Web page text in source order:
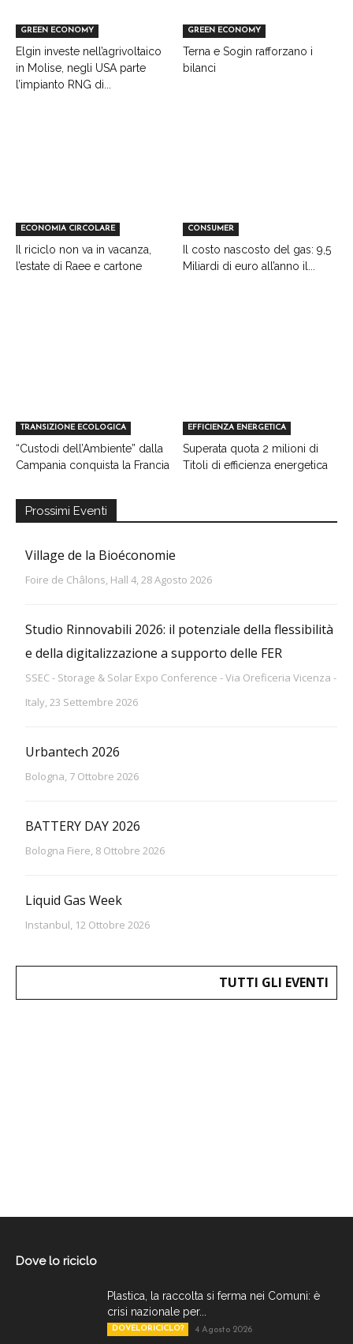
GREEN ECONOMY
Elgin investe nell’agrivoltaico
in Molise, negli USA parte
l’impianto RNG di...
GREEN ECONOMY
Terna e Sogin rafforzano i
bilanci
ECONOMIA CIRCOLARE
Il riciclo non va in vacanza,
l’estate di Raee e cartone
CONSUMER
Il costo nascosto del gas: 9,5
Miliardi di euro all’anno il...
TRANSIZIONE ECOLOGICA
“Custodi dell’Ambiente” dalla
Campania conquista la Francia
EFFICIENZA ENERGETICA
Superata quota 2 milioni di
Titoli di efficienza energetica
Prossimi Eventi
Village de la Bioéconomie
Foire de Châlons, Hall 4, 28 Agosto 2026
Studio Rinnovabili 2026: il potenziale della flessibilità
e della digitalizzazione a supporto delle FER
SSEC - Storage & Solar Expo Conference - Via Oreficeria Vicenza -
Italy, 23 Settembre 2026
Urbantech 2026
Bologna, 7 Ottobre 2026
BATTERY DAY 2026
Bologna Fiere, 8 Ottobre 2026
Liquid Gas Week
Instanbul, 12 Ottobre 2026
TUTTI GLI EVENTI
Dove lo riciclo
Plastica, la raccolta si ferma nei Comuni: è
crisi nazionale per...
DOVELORICICLO? 4 Agosto 2026